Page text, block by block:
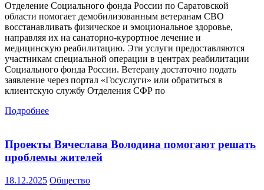
Отделение Социального фонда России по Саратовской
области помогает демобилизованным ветеранам СВО
восстанавливать физическое и эмоциональное здоровье,
направляя их на санаторно-курортное лечение и
медицинскую реабилитацию. Эти услуги предоставляются
участникам специальной операции в центрах реабилитации
Социального фонда России. Ветерану достаточно подать
заявление через портал «Госуслуги» или обратиться в
клиентскую службу Отделения СФР по
Подробнее
Проекты Вячеслава Володина помогают решать
проблемы жителей
18.12.2025 Общество